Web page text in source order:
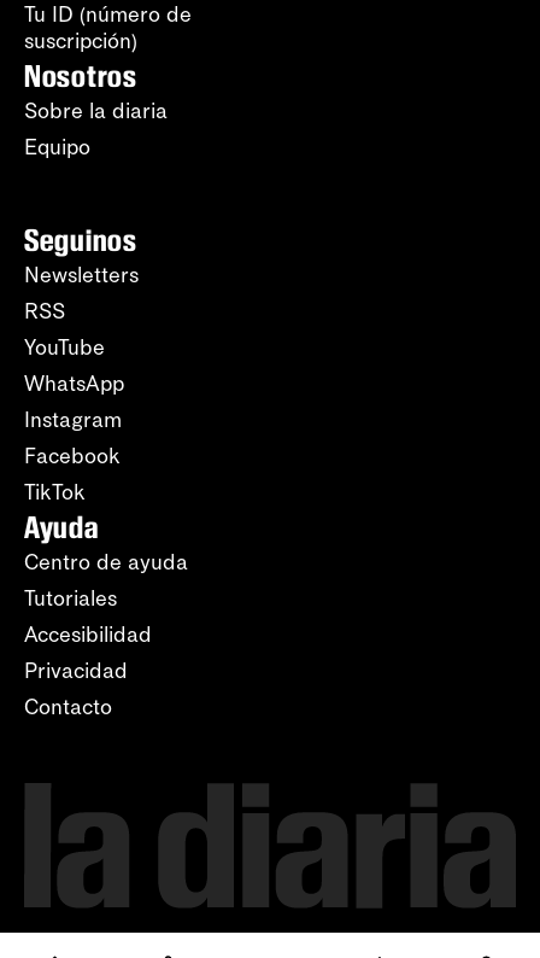
Tu ID (número de
suscripción)
Nosotros
Sobre la diaria
Equipo
Seguinos
Newsletters
RSS
YouTube
WhatsApp
Instagram
Facebook
TikTok
Ayuda
Centro de ayuda
Tutoriales
Accesibilidad
Privacidad
Contacto